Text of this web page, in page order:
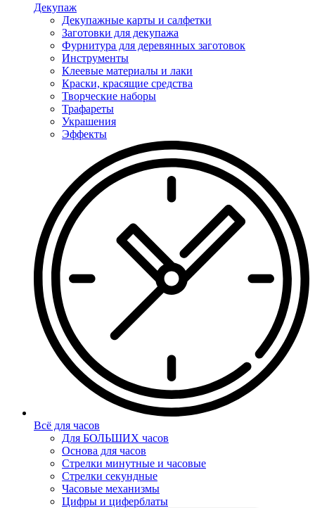
Декупаж
Декупажные карты и салфетки
Заготовки для декупажа
Фурнитура для деревянных заготовок
Инструменты
Клеевые материалы и лаки
Краски, красящие средства
Творческие наборы
Трафареты
Украшения
Эффекты
Всё для часов
Для БОЛЬШИХ часов
Основа для часов
Стрелки минутные и часовые
Стрелки секундные
Часовые механизмы
Цифры и циферблаты